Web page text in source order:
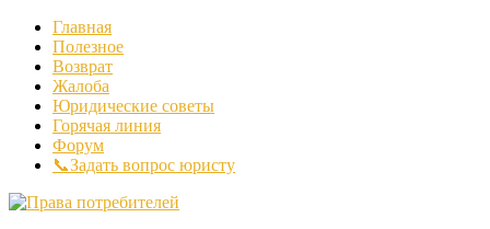
Главная
Полезное
Возврат
Жалоба
Юридические советы
Горячая линия
Форум
📞Задать вопрос юристу